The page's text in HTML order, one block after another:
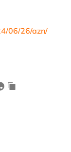
06/26/azn/